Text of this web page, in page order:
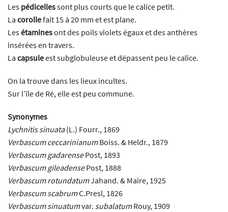
Les pédicellessont plus courts que le calice petit.
La corollefait 15 à 20 mm et est plane.
Lesétaminesont des poils violets égaux et des anthères
insérées en travers.
La capsuleest subglobuleuse et dépassent peu le calice.
On la trouve dans les lieux incultes.
Sur l’île de Ré, elle est peu commune.
Synonymes
Lychnitis sinuata(L.) Fourr., 1869
Verbascum ceccarinianumBoiss. & Heldr., 1879
Verbascum gadarensePost, 1893
Verbascum gileadensePost, 1888
Verbascum rotundatumJahand. & Maire, 1925
Verbascum scabrumC.Presl, 1826
Verbascum sinuatumvar. subalatumRouy, 1909